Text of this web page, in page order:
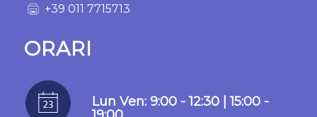
+39 011 7715713
ORARI
Lun Ven: 9:00 - 12:30 | 15:00 -